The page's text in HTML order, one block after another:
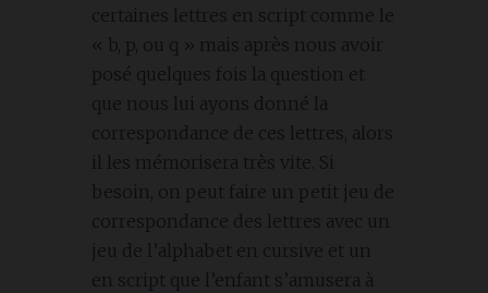
certaines lettres en script comme le
« b, p, ou q » mais après nous avoir
posé quelques fois la question et
que nous lui ayons donné la
correspondance de ces lettres, alors
il les mémorisera très vite. Si
besoin, on peut faire un petit jeu de
correspondance des lettres avec un
jeu de l’alphabet en cursive et un
en script que l’enfant s’amusera à